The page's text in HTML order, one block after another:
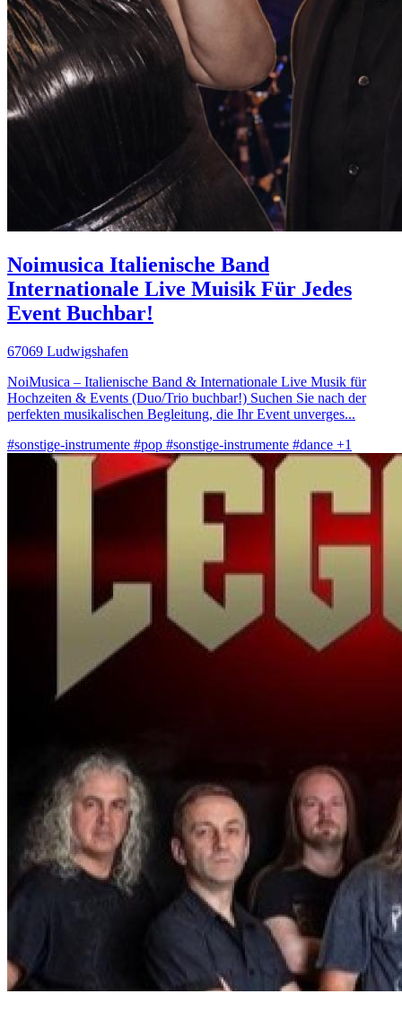
Noimusica Italienische Band
Internationale Live Muisik Für Jedes
Event Buchbar!
67069 Ludwigshafen
NoiMusica – Italienische Band & Internationale Live Musik für
Hochzeiten & Events (Duo/Trio buchbar!) Suchen Sie nach der
perfekten musikalischen Begleitung, die Ihr Event unverges...
#sonstige-instrumente #pop #sonstige-instrumente #dance +1